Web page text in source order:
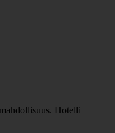
Hotelli